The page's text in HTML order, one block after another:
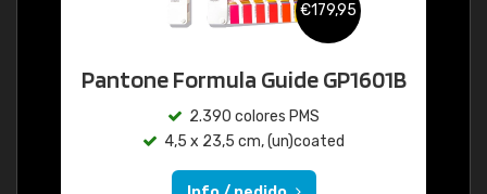
€179,95
Pantone Formula Guide GP1601B
2.390 colores PMS
4,5 x 23,5 cm, (un)coated